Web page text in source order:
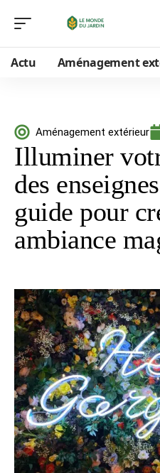
Actu Aménagement
Aménagement extérieur
Illuminer
des
guide pour
ambiance